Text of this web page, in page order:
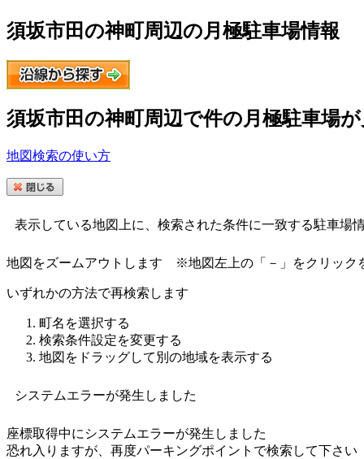
須坂市田の神町周辺の月極駐車場情報
須坂市田の神町周辺で件の月極駐車場
地図検索の使い方
表示している地図上に、検索された条件に一致する駐車場
地図をズームアウトします ※地図左上の「－」をクリック
いずれかの方法で再検索します
町名を選択する
検索条件設定を変更する
地図をドラッグして別の地域を表示する
システムエラーが発生しました
座標取得中にシステムエラーが発生しました
恐れ入りますが、再度パーキングポイントで検索して下さい